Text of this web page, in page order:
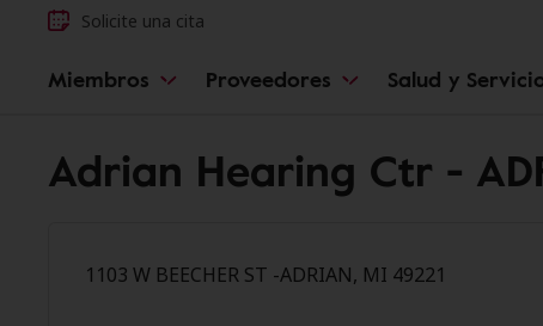
Solicite una cita
Miembros Proveedores Salud y
Adrian Hearing Ctr -
1103 W BEECHER ST -ADRIAN, MI 49221